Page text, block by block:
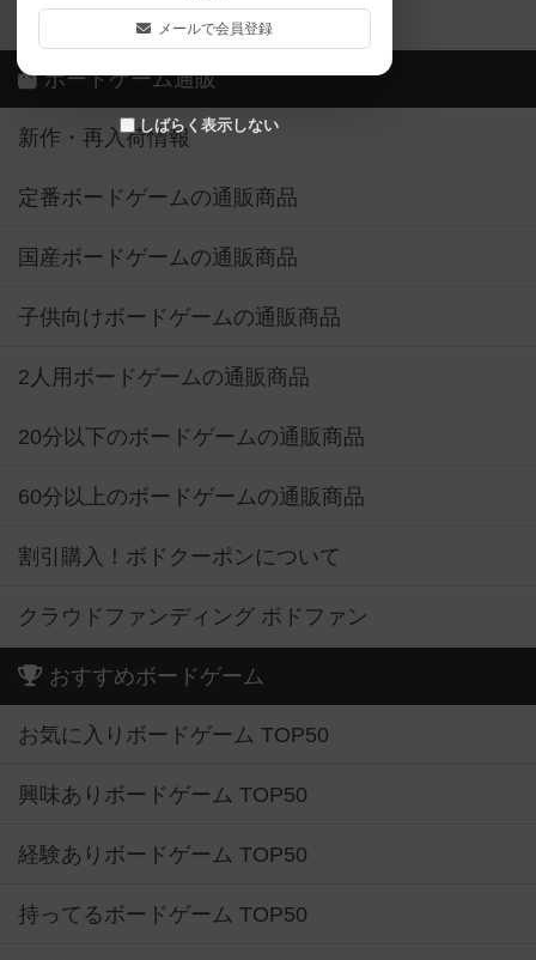
メールで会員登録
しばらく表示しない
ボドゲーマご利用案内
ボードゲーム通販
新作・再入荷情報
定番ボードゲームの通販商品
国産ボードゲームの通販商品
子供向けボードゲームの通販商品
2人用ボードゲームの通販商品
20分以下のボードゲームの通販商品
60分以上のボードゲームの通販商品
割引購入！ボドクーポンについて
クラウドファンディング ボドファン
おすすめボードゲーム
お気に入りボードゲーム TOP50
興味ありボードゲーム TOP50
経験ありボードゲーム TOP50
持ってるボードゲーム TOP50